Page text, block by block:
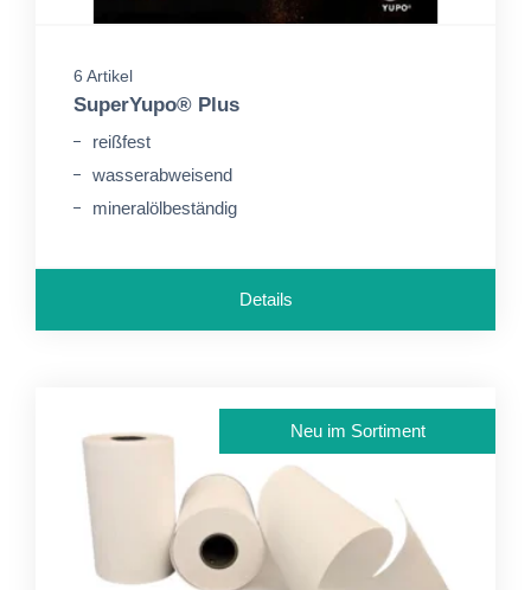
6 Artikel
SuperYupo® Plus
reißfest
wasserabweisend
mineralölbeständig
Details
Neu im Sortiment